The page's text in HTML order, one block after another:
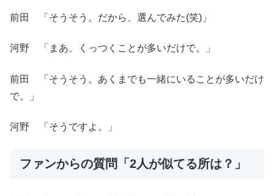
前田 「そうそう。だから、選んでみた(笑)」
河野 「まあ、くっつくことが多いだけで。」
前田 「そうそう。あくまでも一緒にいることが多いだけ
で。」
河野 「そうですよ。」
ファンからの質問「2人が似てる所は？」